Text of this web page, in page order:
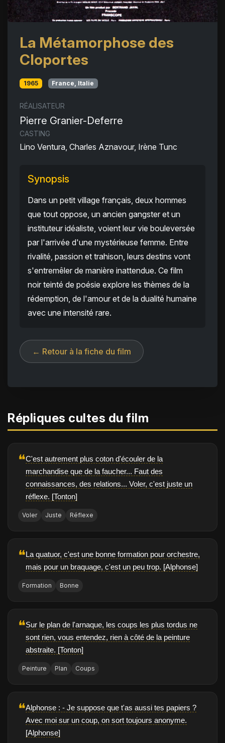
La Métamorphose des
Cloportes
1965 France, Italie
RÉALISATEUR
Pierre Granier-Deferre
CASTING
Lino Ventura, Charles Aznavour, Irène Tunc
Synopsis
Dans un petit village français, deux hommes
que tout oppose, un ancien gangster et un
instituteur idéaliste, voient leur vie bouleversée
par l'arrivée d'une mystérieuse femme. Entre
rivalité, passion et trahison, leurs destins vont
s'entremêler de manière inattendue. Ce film
noir teinté de poésie explore les thèmes de la
rédemption, de l'amour et de la dualité humaine
avec une intensité rare.
← Retour à la fiche du film
Répliques cultes du film
❝C'est autrement plus coton d'écouler de la
marchandise que de la faucher... Faut des
connaissances, des relations... Voler, c'est juste un
réflexe. [Tonton]
Voler Juste Réflexe
❝La quatuor, c'est une bonne formation pour orchestre,
mais pour un braquage, c'est un peu trop. [Alphonse]
Formation Bonne
❝Sur le plan de l'arnaque, les coups les plus tordus ne
sont rien, vous entendez, rien à côté de la peinture
abstraite. [Tonton]
Peinture Plan Coups
❝Alphonse : - Je suppose que t'as aussi tes papiers ?
Avec moi sur un coup, on sort toujours anonyme.
[Alphonse]